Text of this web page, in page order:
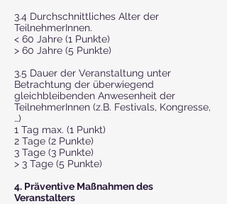
3.4 Durchschnittliches Alter der
TeilnehmerInnen.
< 60 Jahre (1 Punkte)
> 60 Jahre (5 Punkte)
3.5 Dauer der Veranstaltung unter
Betrachtung der überwiegend
gleichbleibenden Anwesenheit der
TeilnehmerInnen (z.B. Festivals, Kongresse,
…)
1 Tag max. (1 Punkt)
2 Tage (2 Punkte)
3 Tage (3 Punkte)
> 3 Tage (5 Punkte)
4. Präventive Maßnahmen des
Veranstalters